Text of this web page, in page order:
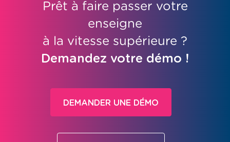
Prêt à faire passer votre
enseigne
à la vitesse supérieure ?
Demandez votre démo !
DEMANDER UNE DÉMO